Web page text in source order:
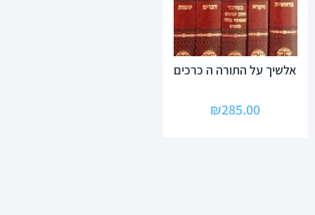
אלשיך על התורה ה כרכים
₪285.00